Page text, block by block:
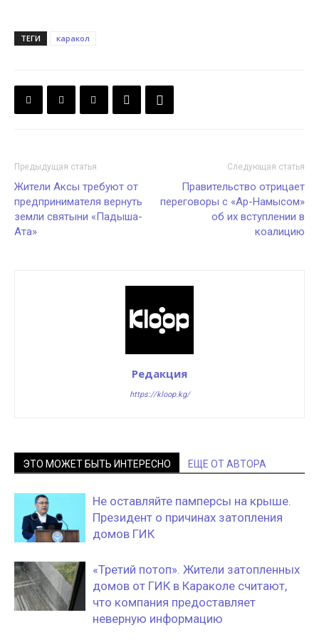
ТЕГИ каракол
Предыдущая статья
Жители Аксы требуют от
предпринимателя вернуть
земли святыни «Падыша-
Ата»
Следующая статья
Правительство отрицает
переговоры с «Ар-Намысом»
об их вступлении в
коалицию
Редакция
https://kloop.kg/
ЭТО МОЖЕТ БЫТЬ ИНТЕРЕСНО ЕЩЕ ОТ АВТОРА
Не оставляйте памперсы на крыше.
Президент о причинах затопления
домов ГИК
«Третий потоп». Жители затопленных
домов от ГИК в Караколе считают,
что компания предоставляет
неверную информацию